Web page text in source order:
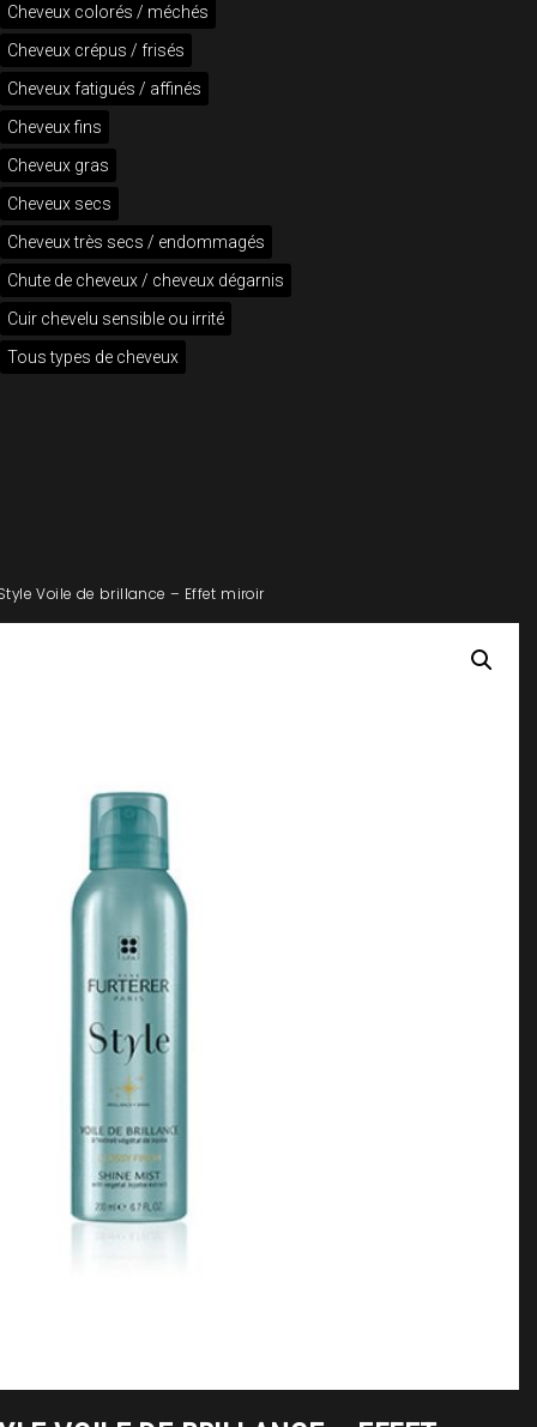
Cheveux colorés / méchés
Cheveux crépus / frisés
Cheveux fatigués / affinés
Cheveux fins
Cheveux gras
Cheveux secs
Cheveux très secs / endommagés
Chute de cheveux / cheveux dégarnis
Cuir chevelu sensible ou irrité
Tous types de cheveux
Voile de brillance – Effet miroir